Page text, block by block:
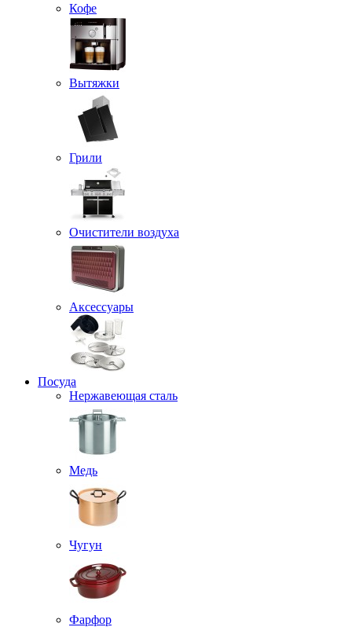
Кофе
Вытяжки
Грили
Очистители воздуха
Аксессуары
Посуда
Нержавеющая сталь
Медь
Чугун
Фарфор